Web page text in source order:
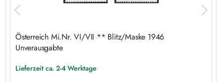
Österreich Mi.Nr. VI/VII ** Blitz/Maske 1946
Unverausgabte
Lieferzeit ca. 2-4 Werktage